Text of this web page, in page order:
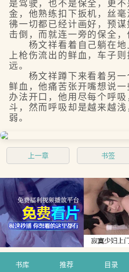
是驾驶，也不是保全，更不
金，他熟练扣下扳机，丝
彿一切都已经计画好，预
击倒，而就连一旁的保全，
杨文祥看着自己躺在地
上枪伤流出的鲜血，车子
远。
杨文祥蹲下来看着另一
鲜血，他痛苦张开嘴想说
办法开口，他用尽每个呼
斗，然而呼吸却是越来越
弱。
上一章 书签
书库 推荐 目录